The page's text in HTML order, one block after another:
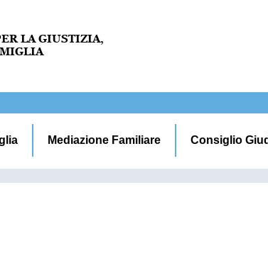
Mediazione Familiare Consiglio